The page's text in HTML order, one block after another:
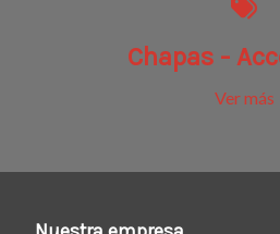
Chapas -
Ver más